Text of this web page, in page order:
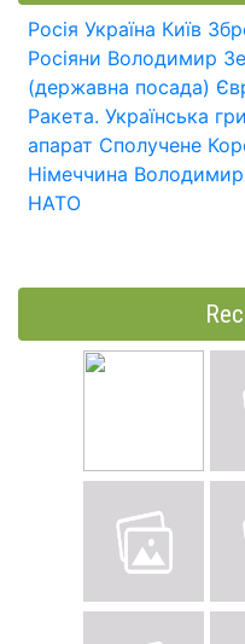
Росія Україна Київ
Росіяни Володимир
(державна посада)
Ракета. Українська
апарат Сполучене
Німеччина Володимир
НАТО